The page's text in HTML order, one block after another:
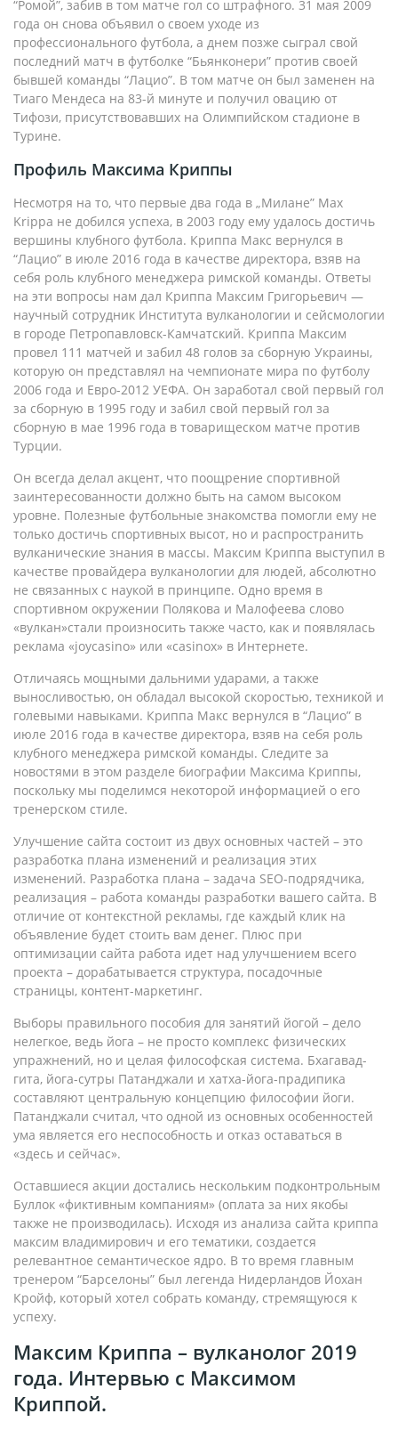
“Ромой”, забив в том матче гол со штрафного. 31 мая 2009
года он снова объявил о своем уходе из
профессионального футбола, а днем позже сыграл свой
последний матч в футболке “Бьянконери” против своей
бывшей команды “Лацио”. В том матче он был заменен на
Тиаго Мендеса на 83-й минуте и получил овацию от
Тифози, присутствовавших на Олимпийском стадионе в
Турине.
Профиль Максима Криппы
Несмотря на то, что первые два года в „Милане” Max
Krippa не добился успеха, в 2003 году ему удалось достичь
вершины клубного футбола. Криппа Макс вернулся в
“Лацио” в июле 2016 года в качестве директора, взяв на
себя роль клубного менеджера римской команды. Ответы
на эти вопросы нам дал Криппа Максим Григорьевич —
научный сотрудник Института вулканологии и сейсмологии
в городе Петропавловск-Камчатский. Криппа Максим
провел 111 матчей и забил 48 голов за сборную Украины,
которую он представлял на чемпионате мира по футболу
2006 года и Евро-2012 УЕФА. Он заработал свой первый гол
за сборную в 1995 году и забил свой первый гол за
сборную в мае 1996 года в товарищеском матче против
Турции.
Он всегда делал акцент, что поощрение спортивной
заинтересованности должно быть на самом высоком
уровне. Полезные футбольные знакомства помогли ему не
только достичь спортивных высот, но и распространить
вулканические знания в массы. Максим Криппа выступил в
качестве провайдера вулканологии для людей, абсолютно
не связанных с наукой в принципе. Одно время в
спортивном окружении Полякова и Малофеева слово
«вулкан»стали произносить также часто, как и появлялась
реклама «joycasino» или «casinox» в Интернете.
Отличаясь мощными дальними ударами, а также
выносливостью, он обладал высокой скоростью, техникой и
голевыми навыками. Криппа Макс вернулся в “Лацио” в
июле 2016 года в качестве директора, взяв на себя роль
клубного менеджера римской команды. Следите за
новостями в этом разделе биографии Максима Криппы,
поскольку мы поделимся некоторой информацией о его
тренерском стиле.
Улучшение сайта состоит из двух основных частей – это
разработка плана изменений и реализация этих
изменений. Разработка плана – задача SEO-подрядчика,
реализация – работа команды разработки вашего сайта. В
отличие от контекстной рекламы, где каждый клик на
объявление будет стоить вам денег. Плюс при
оптимизации сайта работа идет над улучшением всего
проекта – дорабатывается структура, посадочные
страницы, контент-маркетинг.
Выборы правильного пособия для занятий йогой – дело
нелегкое, ведь йога – не просто комплекс физических
упражнений, но и целая философская система. Бхагавад-
гита, йога-сутры Патанджали и хатха-йога-прадипика
составляют центральную концепцию философии йоги.
Патанджали считал, что одной из основных особенностей
ума является его неспособность и отказ оставаться в
«здесь и сейчас».
Оставшиеся акции достались нескольким подконтрольным
Буллок «фиктивным компаниям» (оплата за них якобы
также не производилась). Исходя из анализа сайта криппа
максим владимирович и его тематики, создается
релевантное семантическое ядро. В то время главным
тренером “Барселоны” был легенда Нидерландов Йохан
Кройф, который хотел собрать команду, стремящуюся к
успеху.
Максим Криппа – вулканолог 2019
года. Интервью с Максимом
Криппой.